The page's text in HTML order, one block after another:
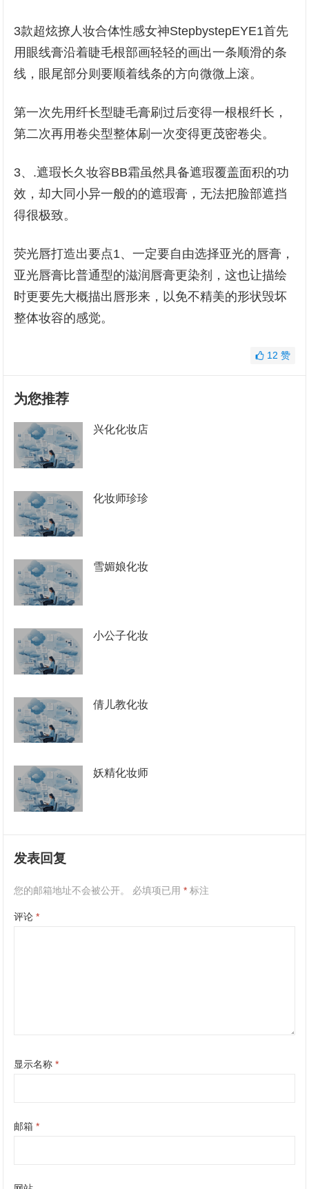
3款超炫撩人妆合体性感女神StepbystepEYE1首先
用眼线膏沿着睫毛根部画轻轻的画出一条顺滑的条
线，眼尾部分则要顺着线条的方向微微上滚。
第一次先用纤长型睫毛膏刷过后变得一根根纤长，
第二次再用卷尖型整体刷一次变得更茂密卷尖。
3、.遮瑕长久妆容BB霜虽然具备遮瑕覆盖面积的功
效，却大同小异一般的的遮瑕膏，无法把脸部遮挡
得很极致。
荧光唇打造出要点1、一定要自由选择亚光的唇膏，
亚光唇膏比普通型的滋润唇膏更染剂，这也让描绘
时更要先大概描出唇形来，以免不精美的形状毁坏
整体妆容的感觉。
12 赞
为您推荐
兴化化妆店
化妆师珍珍
雪媚娘化妆
小公子化妆
倩儿教化妆
妖精化妆师
发表回复
您的邮箱地址不会被公开。 必填项已用* 标注
评论*
显示名称*
邮箱*